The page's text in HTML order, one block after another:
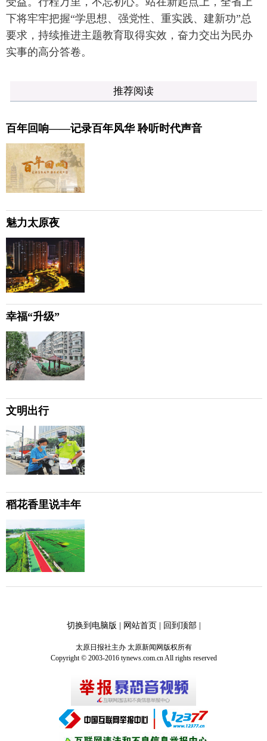
下将牢牢把握“学思想、强党性、重实践、建新功”总
要求，持续推进主题教育取得实效，奋力交出为民办
实事的高分答卷。
推荐阅读
百年回响——记录百年风华 聆听时代声音
魅力太原夜
幸福“升级”
文明出行
稻花香里说丰年
切换到电脑版 | 网站首页| 回到顶部|
太原日报社主办 太原新闻网版权所有
Copyright © 2003-2016 tynews.com.cn All rights reserved